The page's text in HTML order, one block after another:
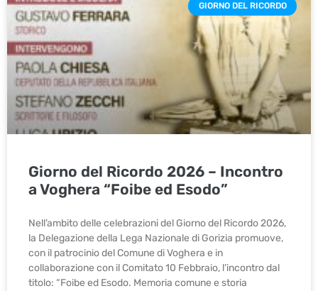
GIORNO DEL RICORDO
Giorno del Ricordo 2026 – Incontro
a Voghera “Foibe ed Esodo”
Nell’ambito delle celebrazioni del Giorno del Ricordo 2026,
la Delegazione della Lega Nazionale di Gorizia promuove,
con il patrocinio del Comune di Voghera e in
collaborazione con il Comitato 10 Febbraio, l’incontro dal
titolo: “Foibe ed Esodo. Memoria comune e storia